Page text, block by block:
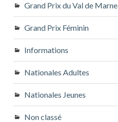
Grand Prix du Val de Marne
Grand Prix Féminin
Informations
Nationales Adultes
Nationales Jeunes
Non classé